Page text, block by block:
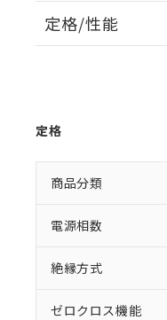
定格/性能
定格
商品分類
電源相数
絶縁方式
ゼロクロス機能